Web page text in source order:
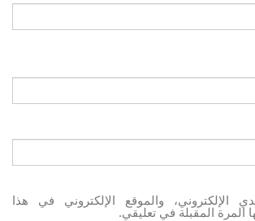
الإلكتروني، والموقع الإلكتروني في هذا
المرة المقبلة في تعليقي.